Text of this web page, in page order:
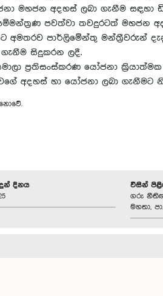
මහජන අදහස් ලබා ගැනීම සඳහා
පවත්වා තවදුරටත් මහජන
අමතරව පාර්ලිමේන්තු මන්ත්‍රීවරුන්
ගැනීම සිදුකරන ලදී.
ප්‍රතිසංස්කරණ යෝජනා
අදහස් හා යෝජනා ලබා ගැනීමට
දිනය
විසින්
ගරු නීතිඥ
මහතා,